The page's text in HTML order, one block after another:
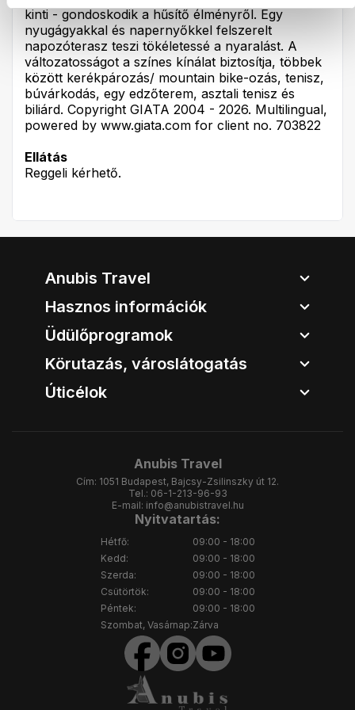
kinti - gondoskodik a hűsítő élményről. Egy
nyugágyakkal és napernyőkkel felszerelt
napozóterasz teszi tökéletessé a nyaralást. A
változatosságot a színes kínálat biztosítja, többek
között kerékpározás/ mountain bike-ozás, tenisz,
búvárkodás, egy edzőterem, asztali tenisz és
biliárd. Copyright GIATA 2004 - 2026. Multilingual,
powered by www.giata.com for client no. 703822
Ellátás
Reggeli kérhető.
Anubis Travel
Hasznos információk
Üdülőprogramok
Körutazás, városlátogatás
Úticélok
Anubis Travel
Cím: 1051 Budapest, Bajcsy-Zsilinszky út 12.
Tel.: 06-1-213-96-93
E-mail: info@anubistravel.hu
Nyitvatartás:
Hétfő:
Kedd:
Szerda:
Csütörtök:
Péntek:
Szombat, Vasárnap:
09:00 - 18:00
09:00 - 18:00
09:00 - 18:00
09:00 - 18:00
09:00 - 18:00
Zárva